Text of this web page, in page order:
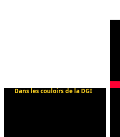
Dans les couloirs de la DGI